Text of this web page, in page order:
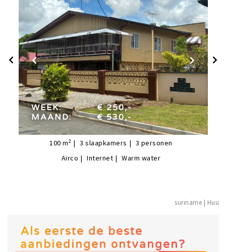
week:
€ 250,-
maand:€ 530,-
WEEK:
€ 250,-
MAAND:
€ 530,-
100 m2 3 slaapkamers 3 personen
Airco
Internet Warm water
suriname
Als eerste de beste
aanbiedingen ontvangen?